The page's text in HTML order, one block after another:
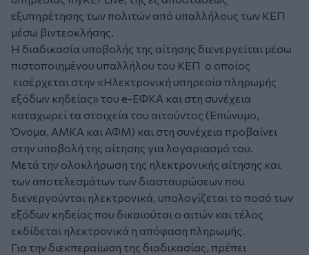
εξυπηρέτησης των πολιτών από υπαλλήλους των ΚΕΠ
μέσω βιντεοκλήσης.
Η διαδικασία υποβολής της αίτησης διενεργείται μέσω
πιστοποιημένου υπαλλήλου του ΚΕΠ o οποίος
εισέρχεται στην «Ηλεκτρονική υπηρεσία πληρωμής
εξόδων κηδείας» του e-EΦΚΑ και στη συνέχεια
καταχωρεί τα στοιχεία του αιτούντος (Επώνυμο,
Όνομα, ΑΜΚΑ και ΑΦΜ) και στη συνέχεια προβαίνει
στην υποβολή της αίτησης για λογαριασμό του.
Μετά την ολοκλήρωση της ηλεκτρονικής αίτησης και
των αποτελεσμάτων των διασταυρώσεων που
διενεργούνται ηλεκτρονικά, υπολογίζεται το ποσό των
εξόδων κηδείας που δικαιούται ο αιτών και τέλος
εκδίδεται ηλεκτρονικά η απόφαση πληρωμής.
Για την διεκπεραίωση της διαδικασίας, πρέπει